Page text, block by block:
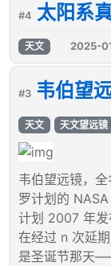
#4 太阳系
天文 2025-
#3 韦伯望
天文 天文望远镜
韦伯望远镜，
罗计划的
计划 2007 年发
在经过 n 次延
是圣诞节那天